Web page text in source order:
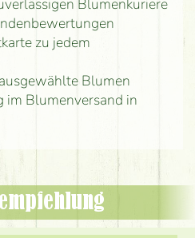
zu jedem
Blumen
im Blumenversand in